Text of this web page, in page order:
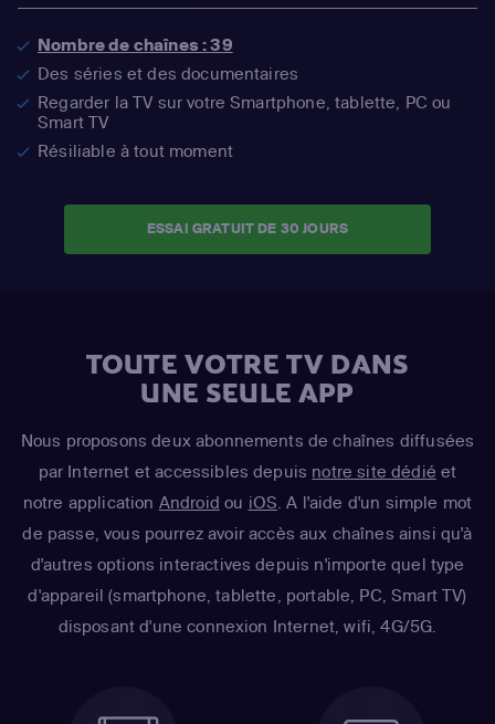
Nombre de chaînes : 39
Des séries et des documentaires
Regarder la TV sur votre Smartphone, tablette, PC ou
Smart TV
Résiliable à tout moment
ESSAI GRATUIT DE 30 JOURS
TOUTE VOTRE TV DANS
UNE SEULE APP
Nous proposons deux abonnements de chaînes diffusées
par Internet et accessibles depuis notre site dédié et
notre application Android ou iOS . A l'aide d'un simple mot
de passe, vous pourrez avoir accès aux chaînes ainsi qu'à
d'autres options interactives depuis n'importe quel type
d'appareil (smartphone, tablette, portable, PC, Smart TV)
disposant d'une connexion Internet, wifi, 4G/5G.